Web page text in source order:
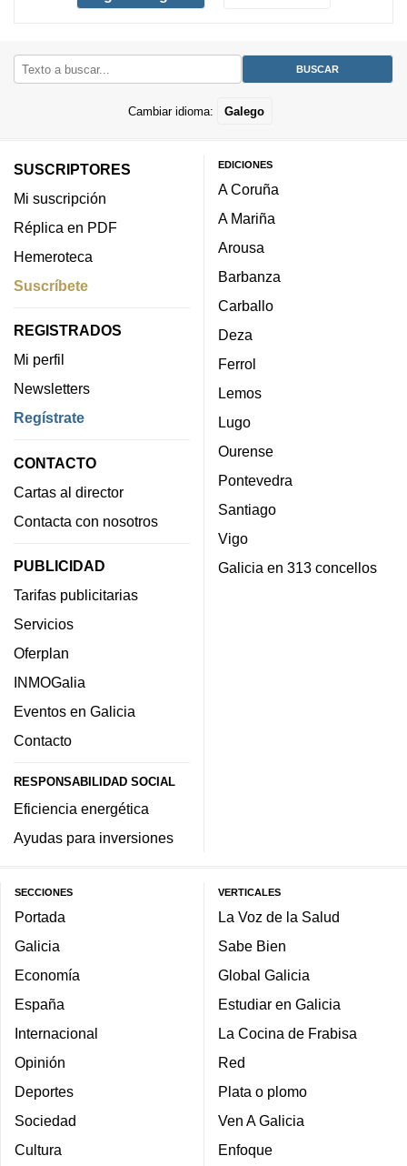
Cambiar idioma: Galego
SUSCRIPTORES
Mi suscripción
Réplica en PDF
Hemeroteca
Suscríbete
REGISTRADOS
Mi perfil
Newsletters
Regístrate
CONTACTO
Cartas al director
Contacta con nosotros
PUBLICIDAD
Tarifas publicitarias
Servicios
Oferplan
INMOGalia
Eventos en Galicia
Contacto
RESPONSABILIDAD SOCIAL
Eficiencia energética
Ayudas para inversiones
EDICIONES
A Coruña
A Mariña
Arousa
Barbanza
Carballo
Deza
Ferrol
Lemos
Lugo
Ourense
Pontevedra
Santiago
Vigo
Galicia en 313 concellos
SECCIONES
Portada
Galicia
Economía
España
Internacional
Opinión
Deportes
Sociedad
Cultura
VERTICALES
La Voz de la Salud
Sabe Bien
Global Galicia
Estudiar en Galicia
La Cocina de Frabisa
Red
Plata o plomo
Ven A Galicia
Enfoque